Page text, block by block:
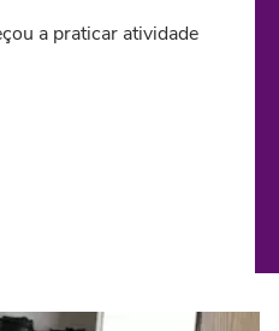
a praticar atividade